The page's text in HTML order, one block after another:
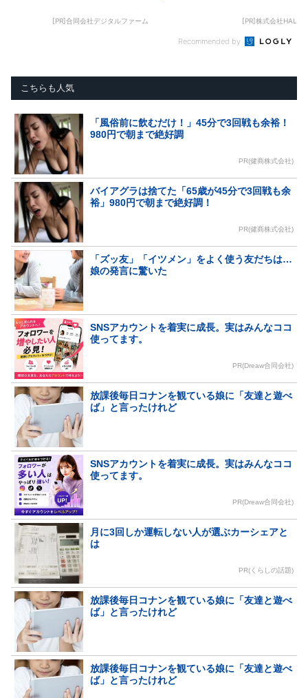
[PR]合同会社デジタルファーム [PR]株式会社HAL
Recommended by
こちらも人気
「風俗前に飲むだけ！」45分で3回戦も余裕！
980円で朝まで絶好調
PR(健商株式会社)
バイアグラは捨てた「65歳が45分で3回戦も余
裕」980円で朝まで絶好調！
PR(健商株式会社)
「ズッ友」「イツメン」をよく使う友だちは…
娘の発言に驚いた
SNSアカウントを着実に成長。実はみんなココ
使ってます。
PR(Dreaw合同会社)
放課後毎日コナンを観ている娘に「友達と遊べ
ば」と言ったけれど
SNSアカウントを着実に成長。実はみんなココ
使ってます。
PR(Dreaw合同会社)
月に3回しか運転しない人が選ぶカーシェアと
は
PR(くらしの話題)
放課後毎日コナンを観ている娘に「友達と遊べ
ば」と言ったけれど
放課後毎日コナンを観ている娘に「友達と遊べ
ば」と言ったけれど